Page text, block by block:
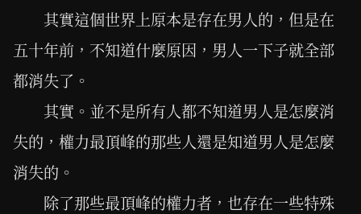
其實這個世界上原本是存在男人的，但是在
五十年前，不知道什麼原因，男人一下子就全部
都消失了。
其實。並不是所有人都不知道男人是怎麼消
失的，權力最頂峰的那些人還是知道男人是怎麼
消失的。
除了那些最頂峰的權力者，也存在一些特殊